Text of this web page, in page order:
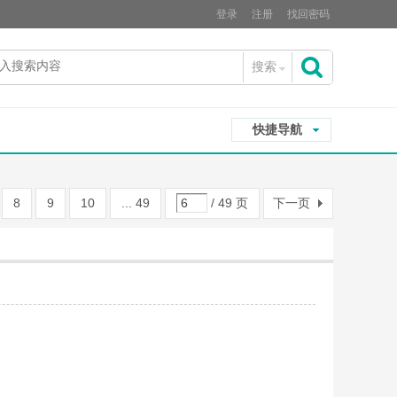
登录 注册 找回密码
搜索
快捷导航
8 9 10 ... 49 / 49 页 下一页